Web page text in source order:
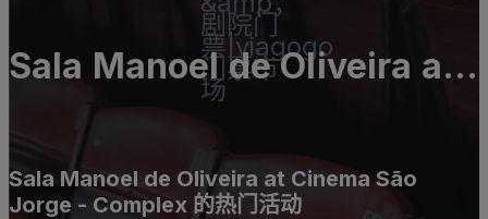
剧院门
票|viagogo
门票市
场
Sala Manoel de Oliveira at
Cinema São Jorge -
Complex
Sala Manoel de Oliveira at Cinema São
Jorge - Complex 的热门活动